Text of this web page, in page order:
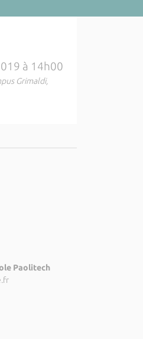
à 14h00
Grimaldi,
Paolitech